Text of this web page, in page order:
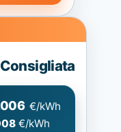
€/kWh
€/kWh